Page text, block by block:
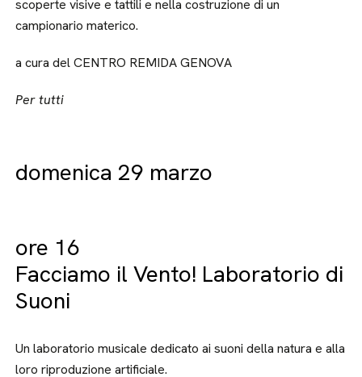
scoperte visive e tattili e nella costruzione di un
campionario materico.
a cura del CENTRO REMIDA GENOVA
Per tutti
domenica 29 marzo
ore 16
Facciamo il Vento! Laboratorio di
Suoni
Un laboratorio musicale dedicato ai suoni della natura e alla
loro riproduzione artificiale.